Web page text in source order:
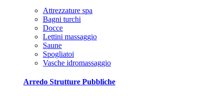
Attrezzature spa
Bagni turchi
Docce
Lettini massaggio
Saune
Spogliatoi
Vasche idromassaggio
Arredo Strutture Pubbliche